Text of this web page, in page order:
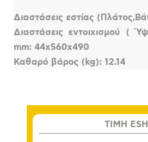
Διαστάσεις εστίας
Διαστάσεις εντοιχισμού (
mm: 44x560x490
Καθαρό βάρος (kg): 12.14
TIMH